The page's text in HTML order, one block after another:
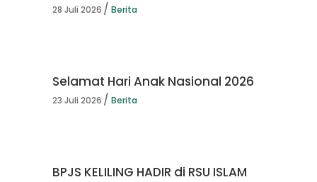
28 Juli 2026 Berita
Selamat Hari Anak Nasional 2026
23 Juli 2026 Berita
BPJS KELILING HADIR di RSU ISLAM